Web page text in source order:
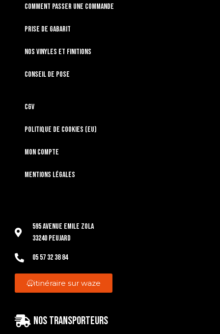
Comment passer une commande
Prise de gabarit
Nos vinyles et finitions
Conseil de pose
CGV
Politique de cookies (EU)
Mon compte
Mentions légales
595 Avenue Emile Zola
33240 Peujard
05 57 32 38 84
itinéraire sur waze
Nos transporteurs